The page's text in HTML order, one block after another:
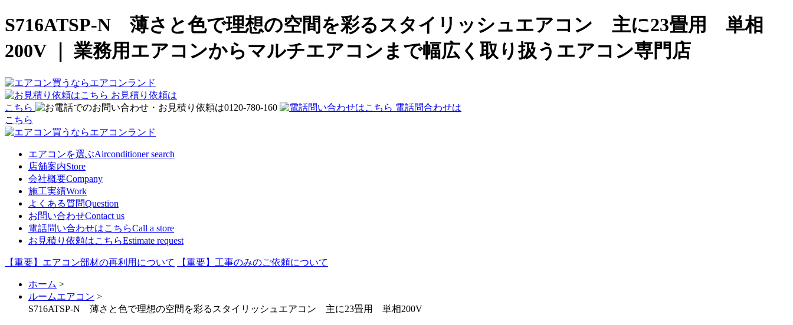
S716ATSP-N 薄さと色で理想の空間を彩るスタイリッシュエアコン 主に23畳用 単相
200V ｜ 業務用エアコンからマルチエアコンまで幅広く取り扱うエアコン専門店
お見積り依頼は
こちら
電話問合わせは
こちら
エアコンを選ぶAirconditioner search
店舗案内Store
会社概要Company
施工実績Work
よくある質問Question
お問い合わせContact us
電話問い合わせはこちらCall a store
お見積り依頼はこちらEstimate request
【重要】エアコン部材の再利用について 【重要】工事のみのご依頼について
ホーム >
ルームエアコン >
S716ATSP-N 薄さと色で理想の空間を彩るスタイリッシュエアコン 主に23畳用 単相200V